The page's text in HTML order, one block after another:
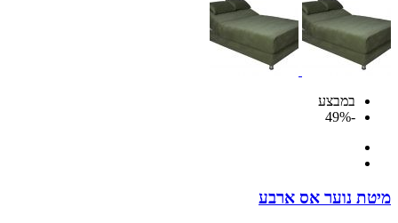
במבצע
-49%
מיטת נוער אס ארבע